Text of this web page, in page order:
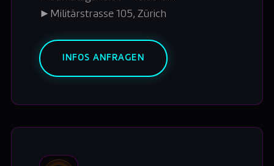
► Militärstrasse 105, Zürich
INFOS ANFRAGEN